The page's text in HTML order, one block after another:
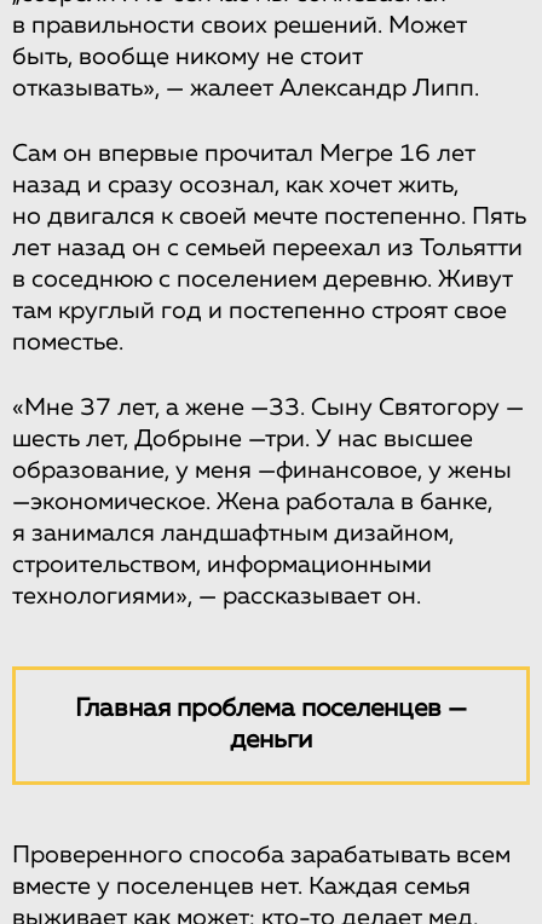
в правильности своих решений. Может
быть, вообще никому не стоит
отказывать», — жалеет Александр Липп.
Сам он впервые прочитал Мегре 16 лет
назад и сразу осознал, как хочет жить,
но двигался к своей мечте постепенно. Пять
лет назад он с семьей переехал из Тольятти
в соседнюю с поселением деревню. Живут
там круглый год и постепенно строят свое
поместье.
«Мне 37 лет, а жене —33. Сыну Святогору —
шесть лет, Добрыне —три. У нас высшее
образование, у меня —финансовое, у жены
—экономическое. Жена работала в банке,
я занимался ландшафтным дизайном,
строительством, информационными
технологиями», — рассказывает он.
Главная проблема поселенцев —
деньги
Проверенного способа зарабатывать всем
вместе у поселенцев нет. Каждая семья
выживает как может: кто-то делает мед,